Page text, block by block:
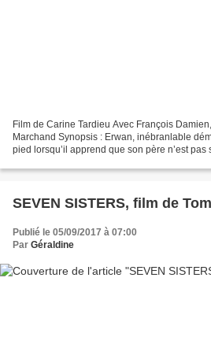
Film de Carine Tardieu Avec François
Marchand Synopsis : Erwan, inébranlable
pied lorsqu’il apprend que son père n’est
SEVEN SISTERS, film de
Publié le 05/09/2017 à 07:00
Par Géraldine